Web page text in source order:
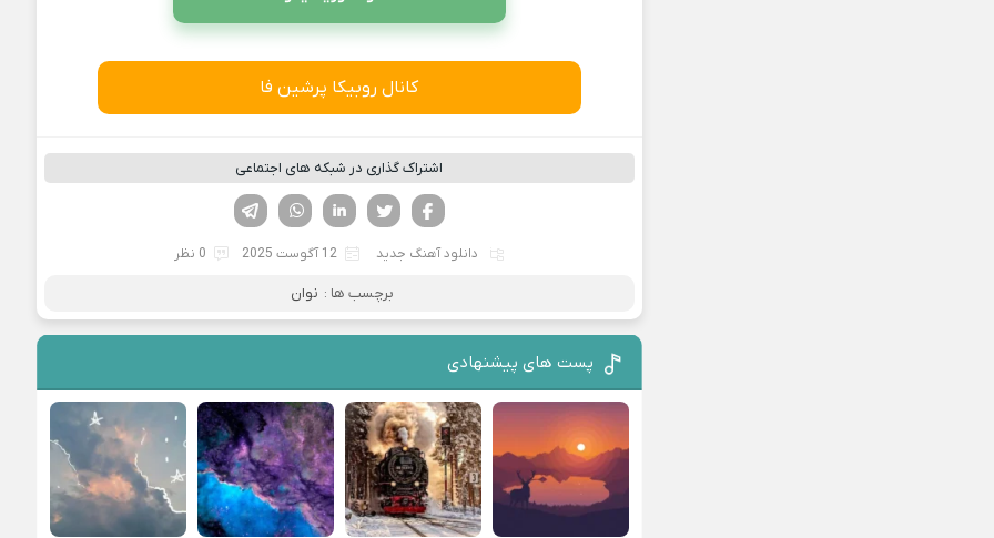
کانال روبیکا پرشین فا
اشتراک گذاری در شبکه های اجتماعی
لینکدین تویتر
فیسوک
دانلود آهنگ جدید 12 آگوست 2025 0 نظر
برچسب ها : نوان
پست های پیشنهادی